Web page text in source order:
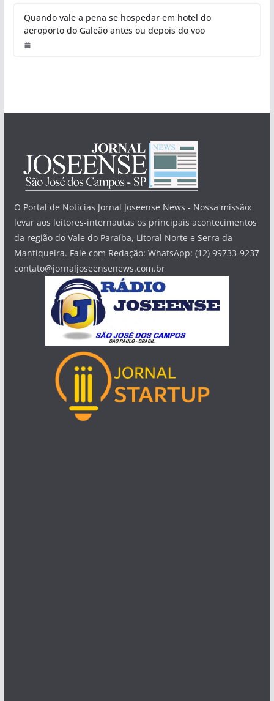
Quando vale a pena se hospedar em hotel do
aeroporto do Galeão antes ou depois do voo
O Portal de Notícias Jornal Joseense News - Nossa missão:
levar aos leitores-internautas os principais acontecimentos
da região do Vale do Paraíba, Litoral Norte e Serra da
Mantiqueira. Fale com Redação: WhatsApp: (12) 99733-9237
contato@jornaljoseensenews.com.br